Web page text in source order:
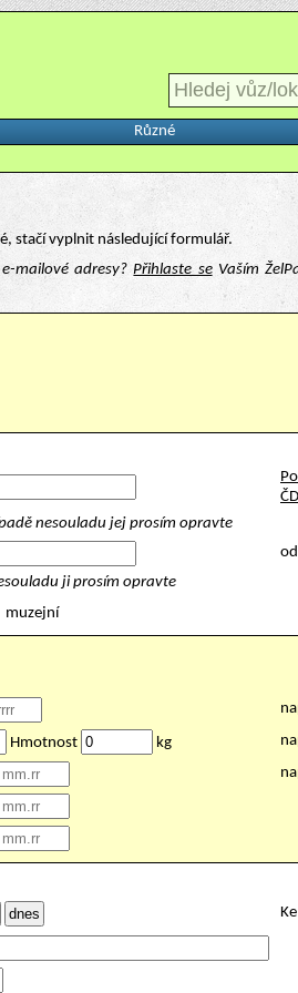
Různé
stačí vyplnit následující formulář.
mailové adresy?Přihlaste seVaším
ČD
nesouladu jej prosím opravte
ji prosím opravte
muzejní
Hmotnost kg